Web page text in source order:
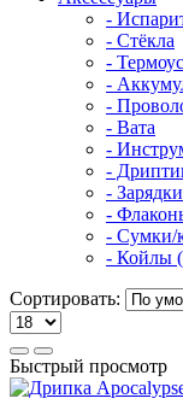
-
- Стёкла
-
-
-
- Вата
-
-
- Зарядки
-
- Сумки/
- Койлы
Сортировать:
Быстрый просмотр